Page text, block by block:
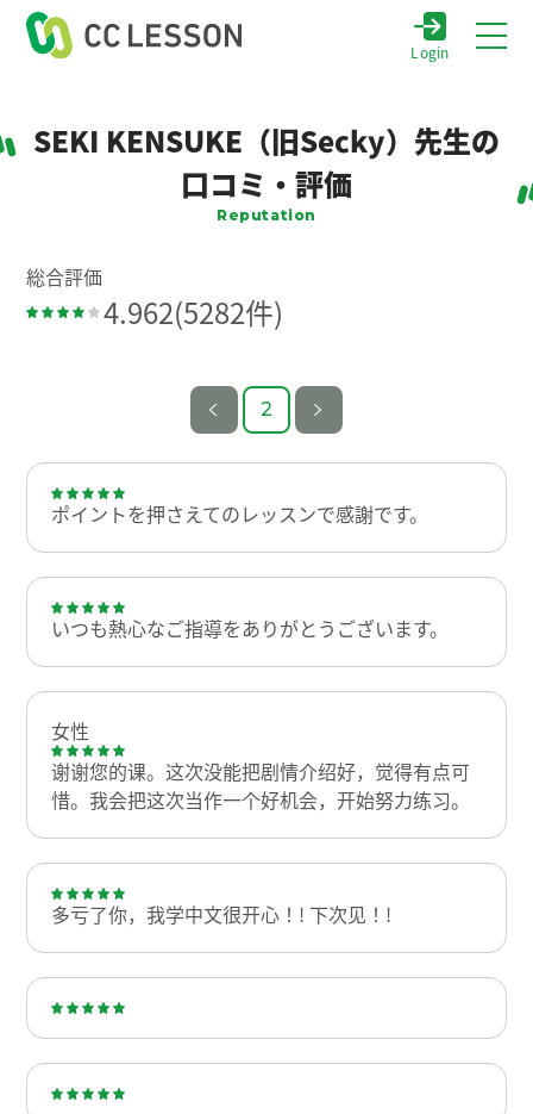
Login
SEKI KENSUKE（旧Secky）先生の
口コミ・評価
Reputation
総合評価
4.962(5282件)
2
ポイントを押さえてのレッスンで感謝です。
いつも熱心なご指導をありがとうございます。
女性
谢谢您的课。这次没能把剧情介绍好，觉得有点可
惜。我会把这次当作一个好机会，开始努力练习。
多亏了你，我学中文很开心！! 下次见！!